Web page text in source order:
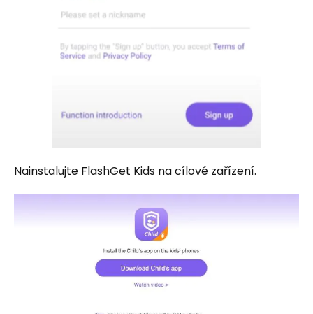
Nainstalujte FlashGet Kids na cílové zařízení.